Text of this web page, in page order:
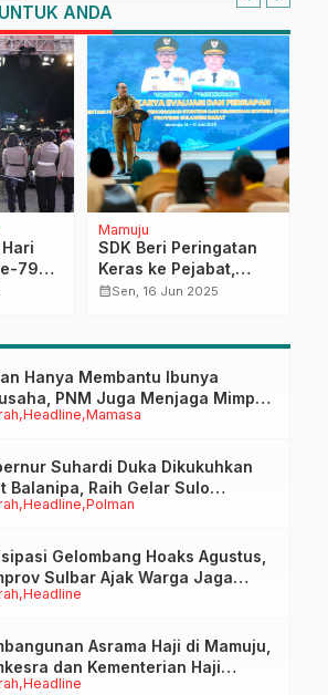
ANDA
79
Mamuju
SDK Beri Peringatan
Keras ke Pejabat,
Galakkan Perang
calendar_monthSen, 16 Jun 2025
Headline Mamasa
Hanya Membantu Ibunya
PNM Juga Menjaga Mimpi
Untuk Menggapai Cita-Cita
Headline Polman
Suhardi Duka Dikukuhkan
Balanipa, Raih Gelar Sulo
Headline
Gelombang Hoaks Agustus,
Sulbar Ajak Warga Jaga
Digital
Headline
Asrama Haji di Mamuju,
dan Kementerian Haji
Tinjau Lokasi